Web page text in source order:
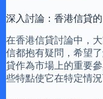
深入討論：香港信貸
在香港信貸討論中，
信都抱有疑問，希望
貸作為市場上的重要
些特點使它在特定情